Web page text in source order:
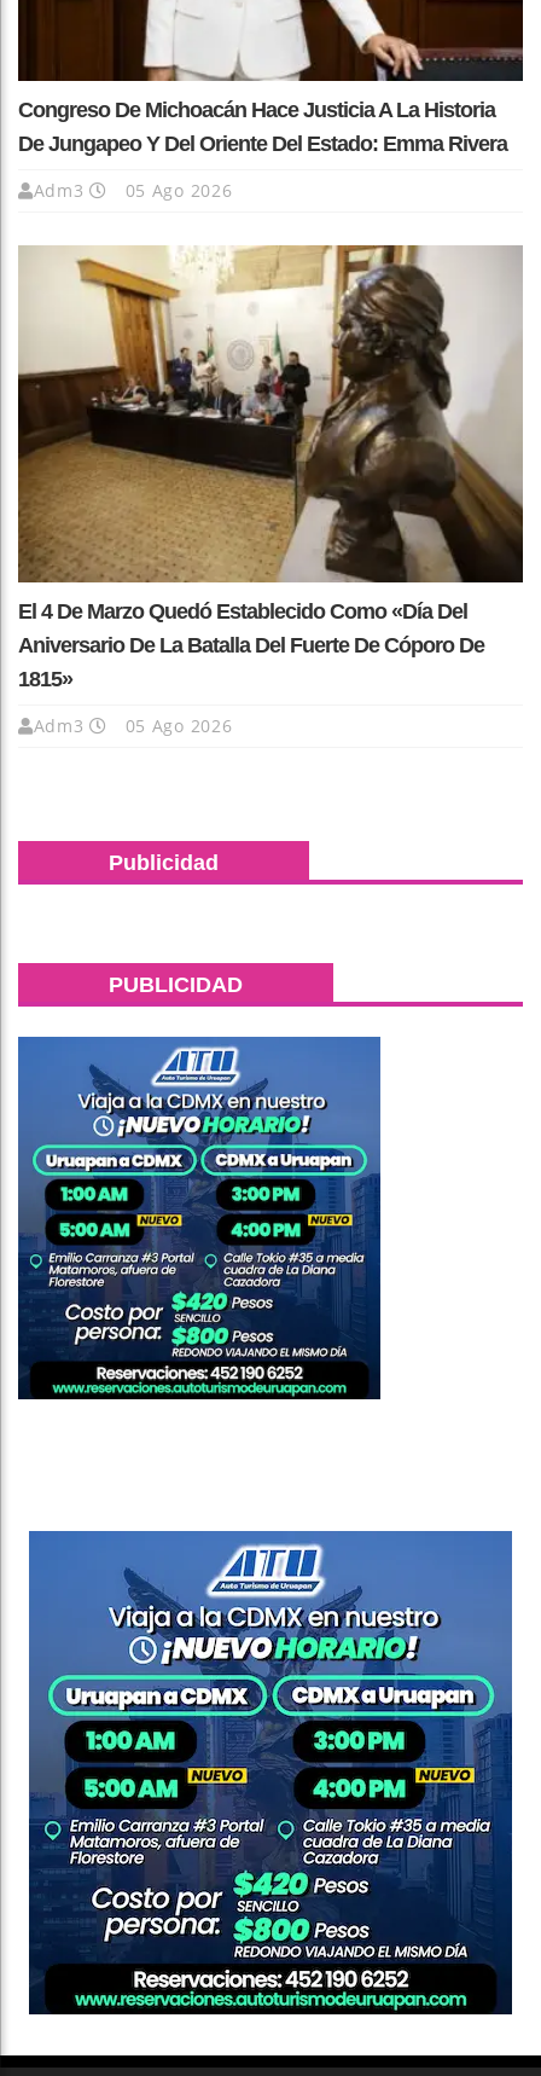
Congreso De Michoacán Hace Justicia A La Historia
De Jungapeo Y Del Oriente Del Estado: Emma Rivera
Adm3 05 Ago 2026
El 4 De Marzo Quedó Establecido Como «Día Del
Aniversario De La Batalla Del Fuerte De Cóporo De
1815»
Adm3 05 Ago 2026
Publicidad
PUBLICIDAD